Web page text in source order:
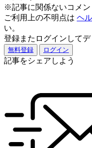
※記事に関係ないコメン
ご利用上の不明点は ヘ
い。
登録またログインして
無料登録 ログイン
記事をシェアしよう